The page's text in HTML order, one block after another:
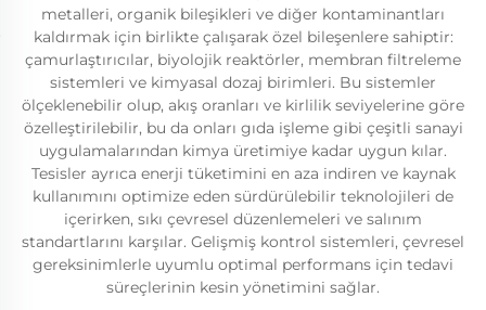
metalleri, organik bileşikleri ve diğer kontaminantları
kaldırmak için birlikte çalışarak özel bileşenlere sahiptir:
çamurlaştırıcılar, biyolojik reaktörler, membran filtreleme
sistemleri ve kimyasal dozaj birimleri. Bu sistemler
ölçeklenebilir olup, akış oranları ve kirlilik seviyelerine göre
özelleştirilebilir, bu da onları gıda işleme gibi çeşitli sanayi
uygulamalarından kimya üretimiye kadar uygun kılar.
Tesisler ayrıca enerji tüketimini en aza indiren ve kaynak
kullanımını optimize eden sürdürülebilir teknolojileri de
içerirken, sıkı çevresel düzenlemeleri ve salınım
standartlarını karşılar. Gelişmiş kontrol sistemleri, çevresel
gereksinimlerle uyumlu optimal performans için tedavi
süreçlerinin kesin yönetimini sağlar.